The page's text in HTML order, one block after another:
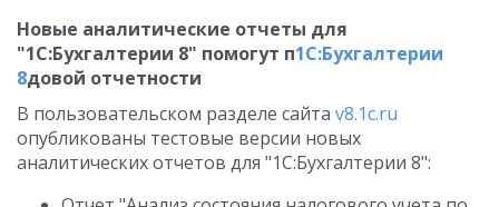
Новые аналитические отчеты для
"1С:Бухгалтерии 8" помогут п1С:Бухгалтерии
8довой отчетности
В пользовательском разделе сайта v8.1c.ru
опубликованы тестовые версии новых
аналитических отчетов для "1С:Бухгалтерии 8":